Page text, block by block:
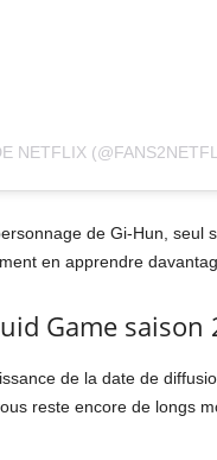
NETFLIX
de Gi-Hun,
en apprendre
Game
de la date de
reste encore de longs